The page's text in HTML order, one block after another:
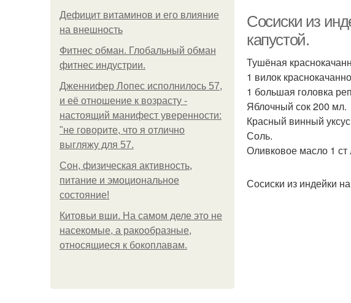
Дефицит витаминов и его влияние
на внешность
Фитнес обман. Глобальный обман
фитнес индустрии.
Дженнифер Лопес исполнилось 57,
и её отношение к возрасту -
настоящий манифест уверенности:
"не говорите, что я отлично
выгляжу для 57.
Сон, физическая активность,
питание и эмоциональное
состояние!
Китовьи вши. На самом деле это не
насекомые, а ракообразные,
относящиеся к бокоплавам.
Сосиски из
капустой.
Тушёная
1 вилок
1 большая головка
Яблочный сок 200 мл.
Красный винный
Соль.
Оливковое масло 1 ст
Сосиски из индейки